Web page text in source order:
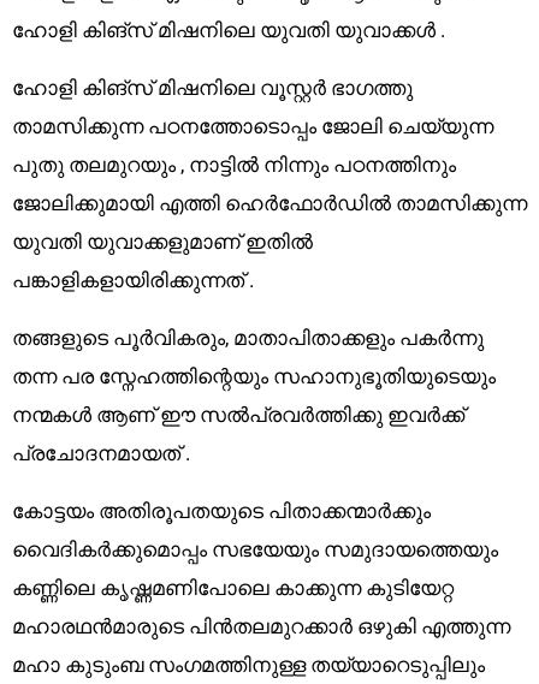
ഹോളി കിങ്‌സ് മിഷനിലെ യുവതി യുവാക്കൾ .
ഹോളി കിങ്‌സ് മിഷനിലെ വൂസ്റ്റർ ഭാഗത്തു
താമസിക്കുന്ന പഠനത്തോടൊപ്പം ജോലി ചെയ്യുന്ന
പുതു തലമുറയും , നാട്ടിൽ നിന്നും പഠനത്തിനും
ജോലിക്കുമായി എത്തി ഹെർഫോർഡിൽ താമസിക്കുന്ന
യുവതി യുവാക്കളുമാണ് ഇതിൽ
പങ്കാളികളായിരിക്കുന്നത് .
തങ്ങളുടെ പൂർവികരും, മാതാപിതാക്കളും പകർന്നു
തന്ന പര സ്നേഹത്തിന്റെയും സഹാനുഭൂതിയുടെയും
നന്മകൾ ആണ് ഈ സൽപ്രവർത്തിക്കു ഇവർക്ക്
പ്രചോദനമായത് .
കോട്ടയം അതിരൂപതയുടെ പിതാക്കന്മാർക്കും
വൈദികർക്കുമൊപ്പം സഭയേയും സമുദായത്തെയും
കണ്ണിലെ കൃഷ്ണമണിപോലെ കാക്കുന്ന കുടിയേറ്റ
മഹാരഥൻമാരുടെ പിൻതലമുറക്കാർ ഒഴുകി എത്തുന്ന
മഹാ കുടുംബ സംഗമത്തിനുള്ള തയ്യാറെടുപ്പിലും